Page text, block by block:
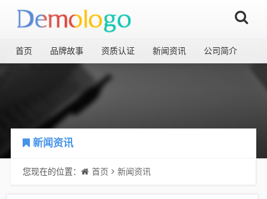
首页 品牌故事 资质认证 新闻资讯 公司简介
新闻资讯
您现在的位置： 首页 新闻资讯